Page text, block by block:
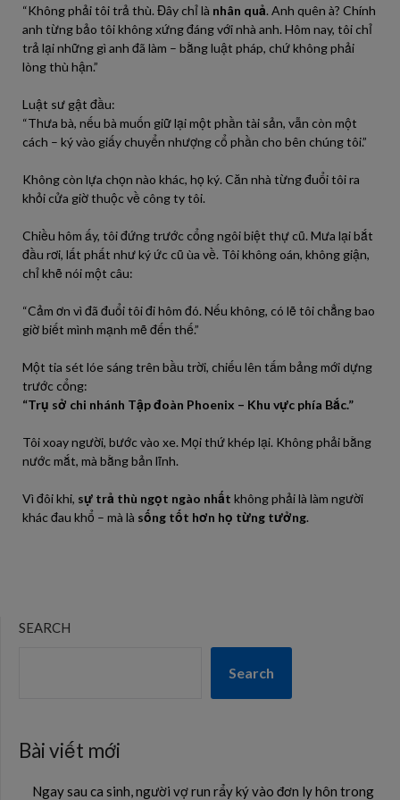
“Không phải tôi trả thù. Đây chỉ là nhân quả. Anh quên à? Chính
anh từng bảo tôi không xứng đáng với nhà anh. Hôm nay, tôi chỉ
trả lại những gì anh đã làm – bằng luật pháp, chứ không phải
lòng thù hận.”
Luật sư gật đầu:
“Thưa bà, nếu bà muốn giữ lại một phần tài sản, vẫn còn một
cách – ký vào giấy chuyển nhượng cổ phần cho bên chúng tôi.”
Không còn lựa chọn nào khác, họ ký. Căn nhà từng đuổi tôi ra
khỏi cửa giờ thuộc về công ty tôi.
Chiều hôm ấy, tôi đứng trước cổng ngôi biệt thự cũ. Mưa lại bắt
đầu rơi, lất phất như ký ức cũ ùa về. Tôi không oán, không giận,
chỉ khẽ nói một câu:
“Cảm ơn vì đã đuổi tôi đi hôm đó. Nếu không, có lẽ tôi chẳng bao
giờ biết mình mạnh mẽ đến thế.”
Một tia sét lóe sáng trên bầu trời, chiếu lên tấm bảng mới dựng
trước cổng:
“Trụ sở chi nhánh Tập đoàn Phoenix – Khu vực phía Bắc.”
Tôi xoay người, bước vào xe. Mọi thứ khép lại. Không phải bằng
nước mắt, mà bằng bản lĩnh.
Vì đôi khi, sự trả thù ngọt ngào nhất không phải là làm người
khác đau khổ – mà là sống tốt hơn họ từng tưởng.
SEARCH
Search
Bài viết mới
Ngay sau ca sinh, người vợ run rẩy ký vào đơn ly hôn trong